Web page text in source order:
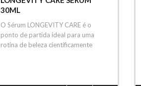
30ML
O Sérum LONGEVITY CARE é o
ponto de partida ideal para uma
rotina de beleza cientificamente